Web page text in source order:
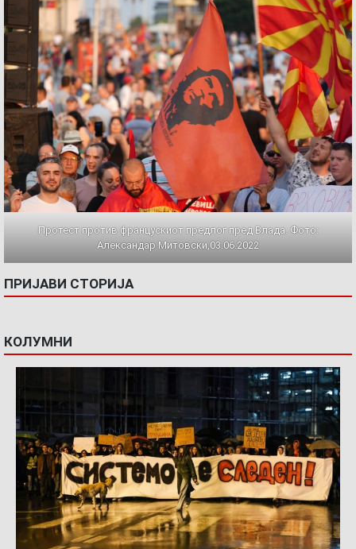
Протест против францускиот предлог пред Влада. Фото:
Александар Митовски,03.06.2022
ПРИЈАВИ СТОРИЈА
КОЛУМНИ